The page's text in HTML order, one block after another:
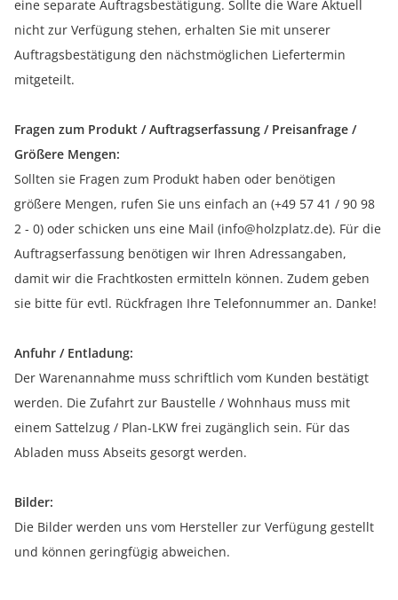
eine separate Auftragsbestätigung. Sollte die Ware Aktuell
nicht zur Verfügung stehen, erhalten Sie mit unserer
Auftragsbestätigung den nächstmöglichen Liefertermin
mitgeteilt.
Fragen zum Produkt / Auftragserfassung / Preisanfrage /
Größere Mengen:
Sollten sie Fragen zum Produkt haben oder benötigen
größere Mengen, rufen Sie uns einfach an (+49 57 41 / 90 98
2 - 0) oder schicken uns eine Mail (info@holzplatz.de). Für die
Auftragserfassung benötigen wir Ihren Adressangaben,
damit wir die Frachtkosten ermitteln können. Zudem geben
sie bitte für evtl. Rückfragen Ihre Telefonnummer an. Danke!
Anfuhr / Entladung:
Der Warenannahme muss schriftlich vom Kunden bestätigt
werden. Die Zufahrt zur Baustelle / Wohnhaus muss mit
einem Sattelzug / Plan-LKW frei zugänglich sein. Für das
Abladen muss Abseits gesorgt werden.
Bilder:
Die Bilder werden uns vom Hersteller zur Verfügung gestellt
und können geringfügig abweichen.